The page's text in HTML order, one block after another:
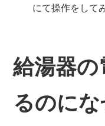
にて操作をして
給湯器
るのに